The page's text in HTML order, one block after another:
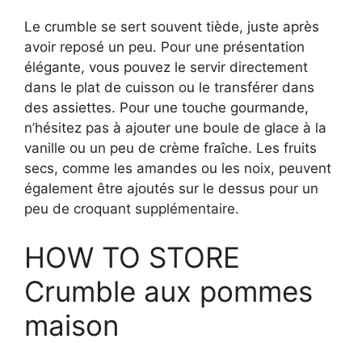
Le crumble se sert souvent tiède, juste après
avoir reposé un peu. Pour une présentation
élégante, vous pouvez le servir directement
dans le plat de cuisson ou le transférer dans
des assiettes. Pour une touche gourmande,
n’hésitez pas à ajouter une boule de glace à la
vanille ou un peu de crème fraîche. Les fruits
secs, comme les amandes ou les noix, peuvent
également être ajoutés sur le dessus pour un
peu de croquant supplémentaire.
HOW TO STORE
Crumble aux pommes
maison